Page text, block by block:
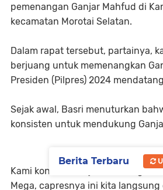
pemenangan Ganjar Mahfud di
kecamatan Morotai Selatan.
Dalam rapat tersebut, partainya,
berjuang untuk memenangkan
Presiden (Pilpres) 2024
Sejak awal, Basri menuturkan
konsisten untuk mendukung
Kami konsisten sejak awal begitu
Mega, capresnya ini kita
Berita Terbaru